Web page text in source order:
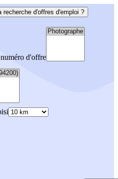
recherche d'offres d'emploi ?
d'offre